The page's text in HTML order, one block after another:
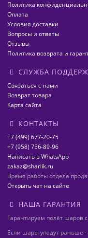
Политика
Оплата
Условия доставки
Вопросы и ответы
Отзывы
Политика возврата и
СЛУЖБА
Связаться с нами
Возврат товара
Карта сайта
КОНТАКТЫ
+7 (499) 677-20-75
+7 (958) 756-89-96
Написать в WhatsApp
zakaz@sharlik.ru
Время работы отдела
Открыть чат на сайте
НАША ГАРАНТИЯ
Гарантируем полёт шаров
Если шары упадут раньше